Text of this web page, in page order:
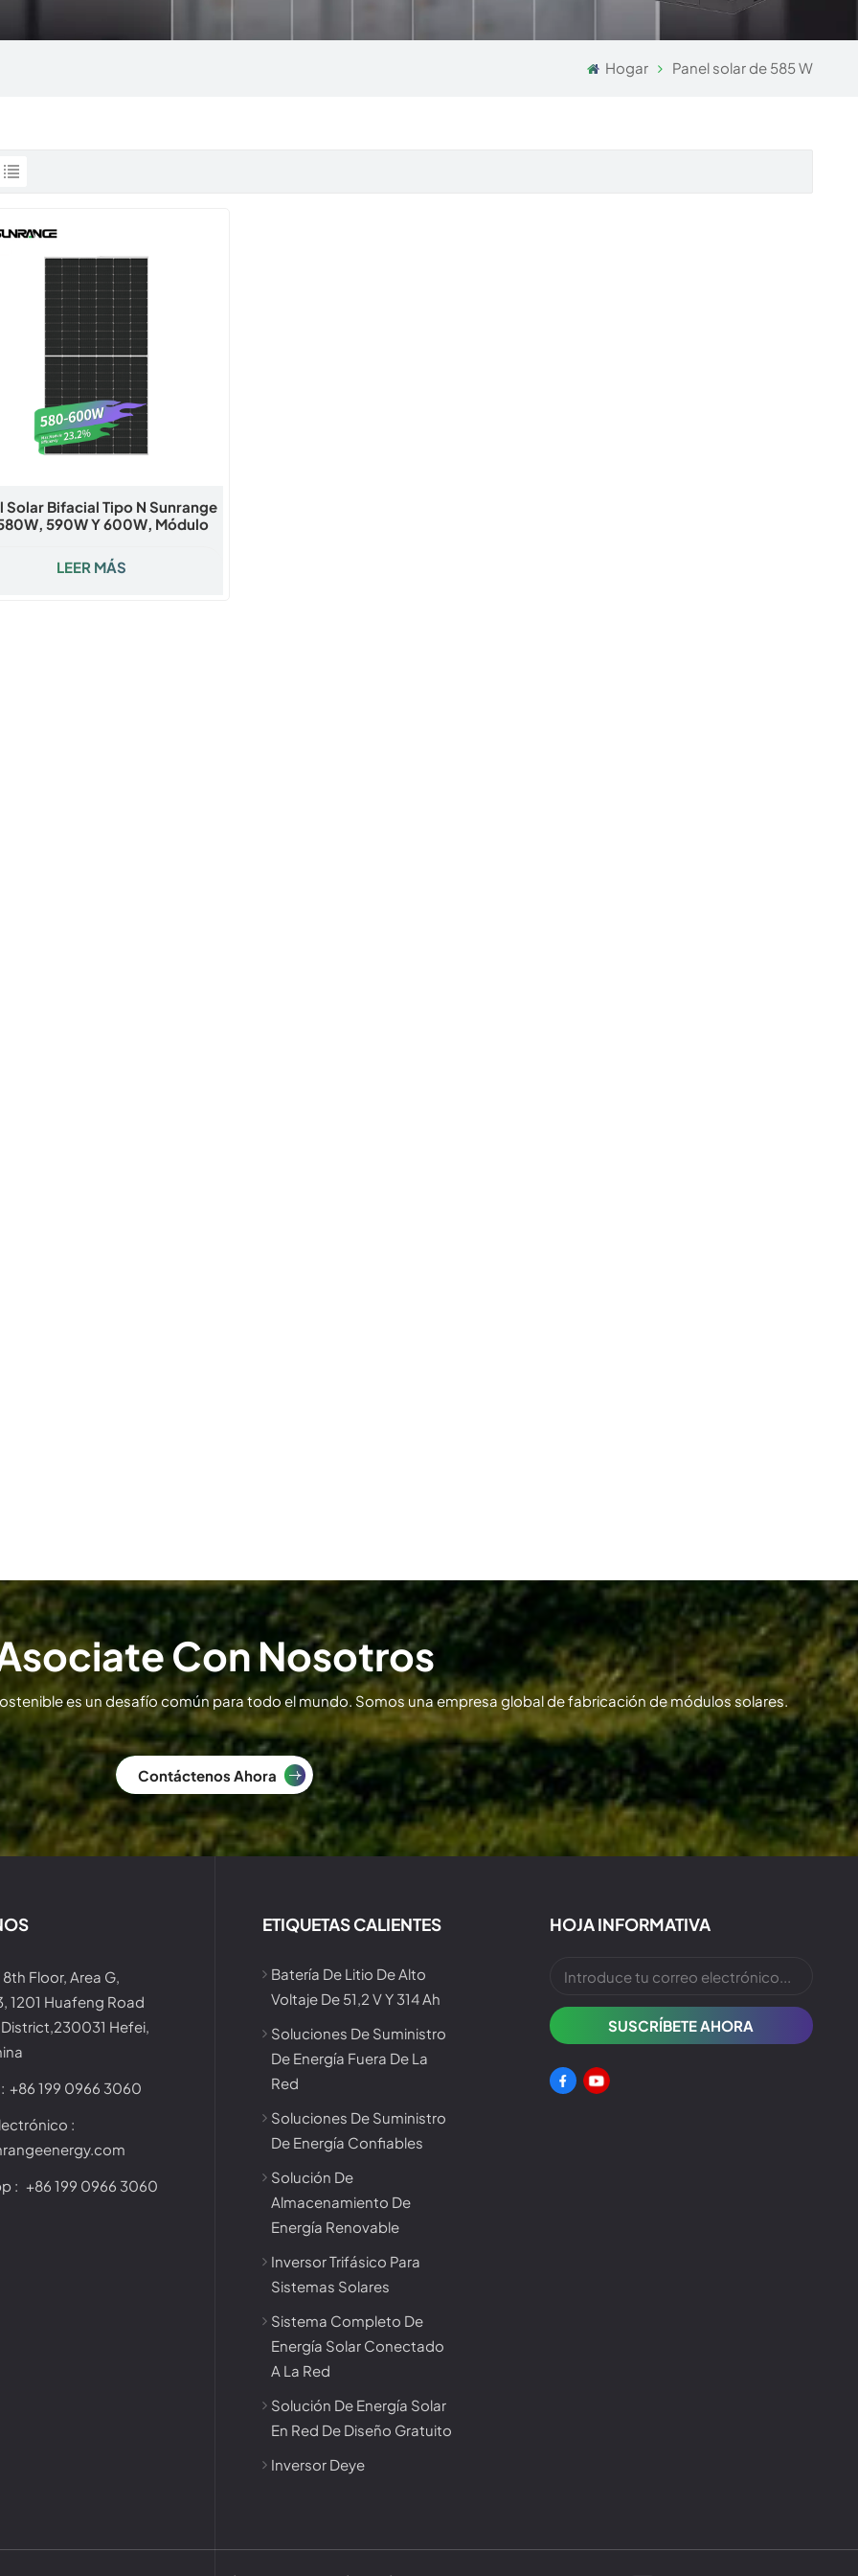
Hogar Panel solar de 585 W
Solar Bifacial Tipo N Sunrange
590W Y 600W, Módulo
Comerciales, Industriales
Y De Parques Solares.
LEER MÁS
Con Nosotros
es un desafío común para todo el mundo. Somos una empresa global de fabricación de módulos solares.
Contáctenos Ahora
Floor, Area G,
1201 Huafeng Road
Hefei,
+86 199 0966 3060
:
: +86 199 0966 3060
ETIQUETAS CALIENTES
Batería De Litio De Alto
Voltaje De 51,2 V Y 314 Ah
Soluciones De Suministro
De Energía Fuera De La
Red
Soluciones De Suministro
De Energía Confiables
Solución De
Almacenamiento De
Energía Renovable
Inversor Trifásico Para
Sistemas Solares
Sistema Completo De
Energía Solar Conectado
A La Red
Solución De Energía Solar
En Red De Diseño Gratuito
Inversor Deye
HOJA INFORMATIVA